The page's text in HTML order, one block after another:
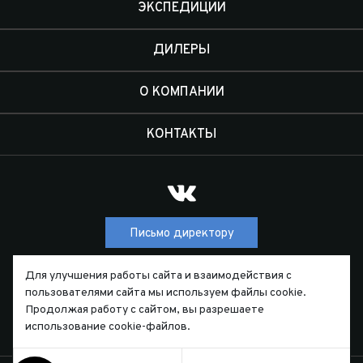
ЭКСПЕДИЦИИ
ДИЛЕРЫ
О КОМПАНИИ
КОНТАКТЫ
Письмо директору
ТЕЛЕФОН
7 (391) 229-55-44
Для улучшения работы сайта и взаимодействия с
пользователями сайта мы используем файлы cookie.
Продолжая работу с сайтом, вы разрешаете
использование cookie-файлов.